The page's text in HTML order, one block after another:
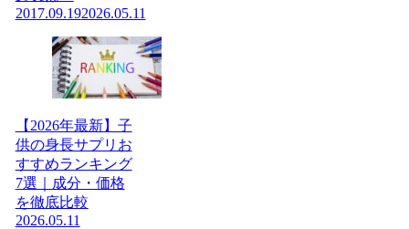
2017.09.192026.05.11
【2026年最新】子
供の身長サプリお
すすめランキング
7選｜成分・価格
を徹底比較
2026.05.11